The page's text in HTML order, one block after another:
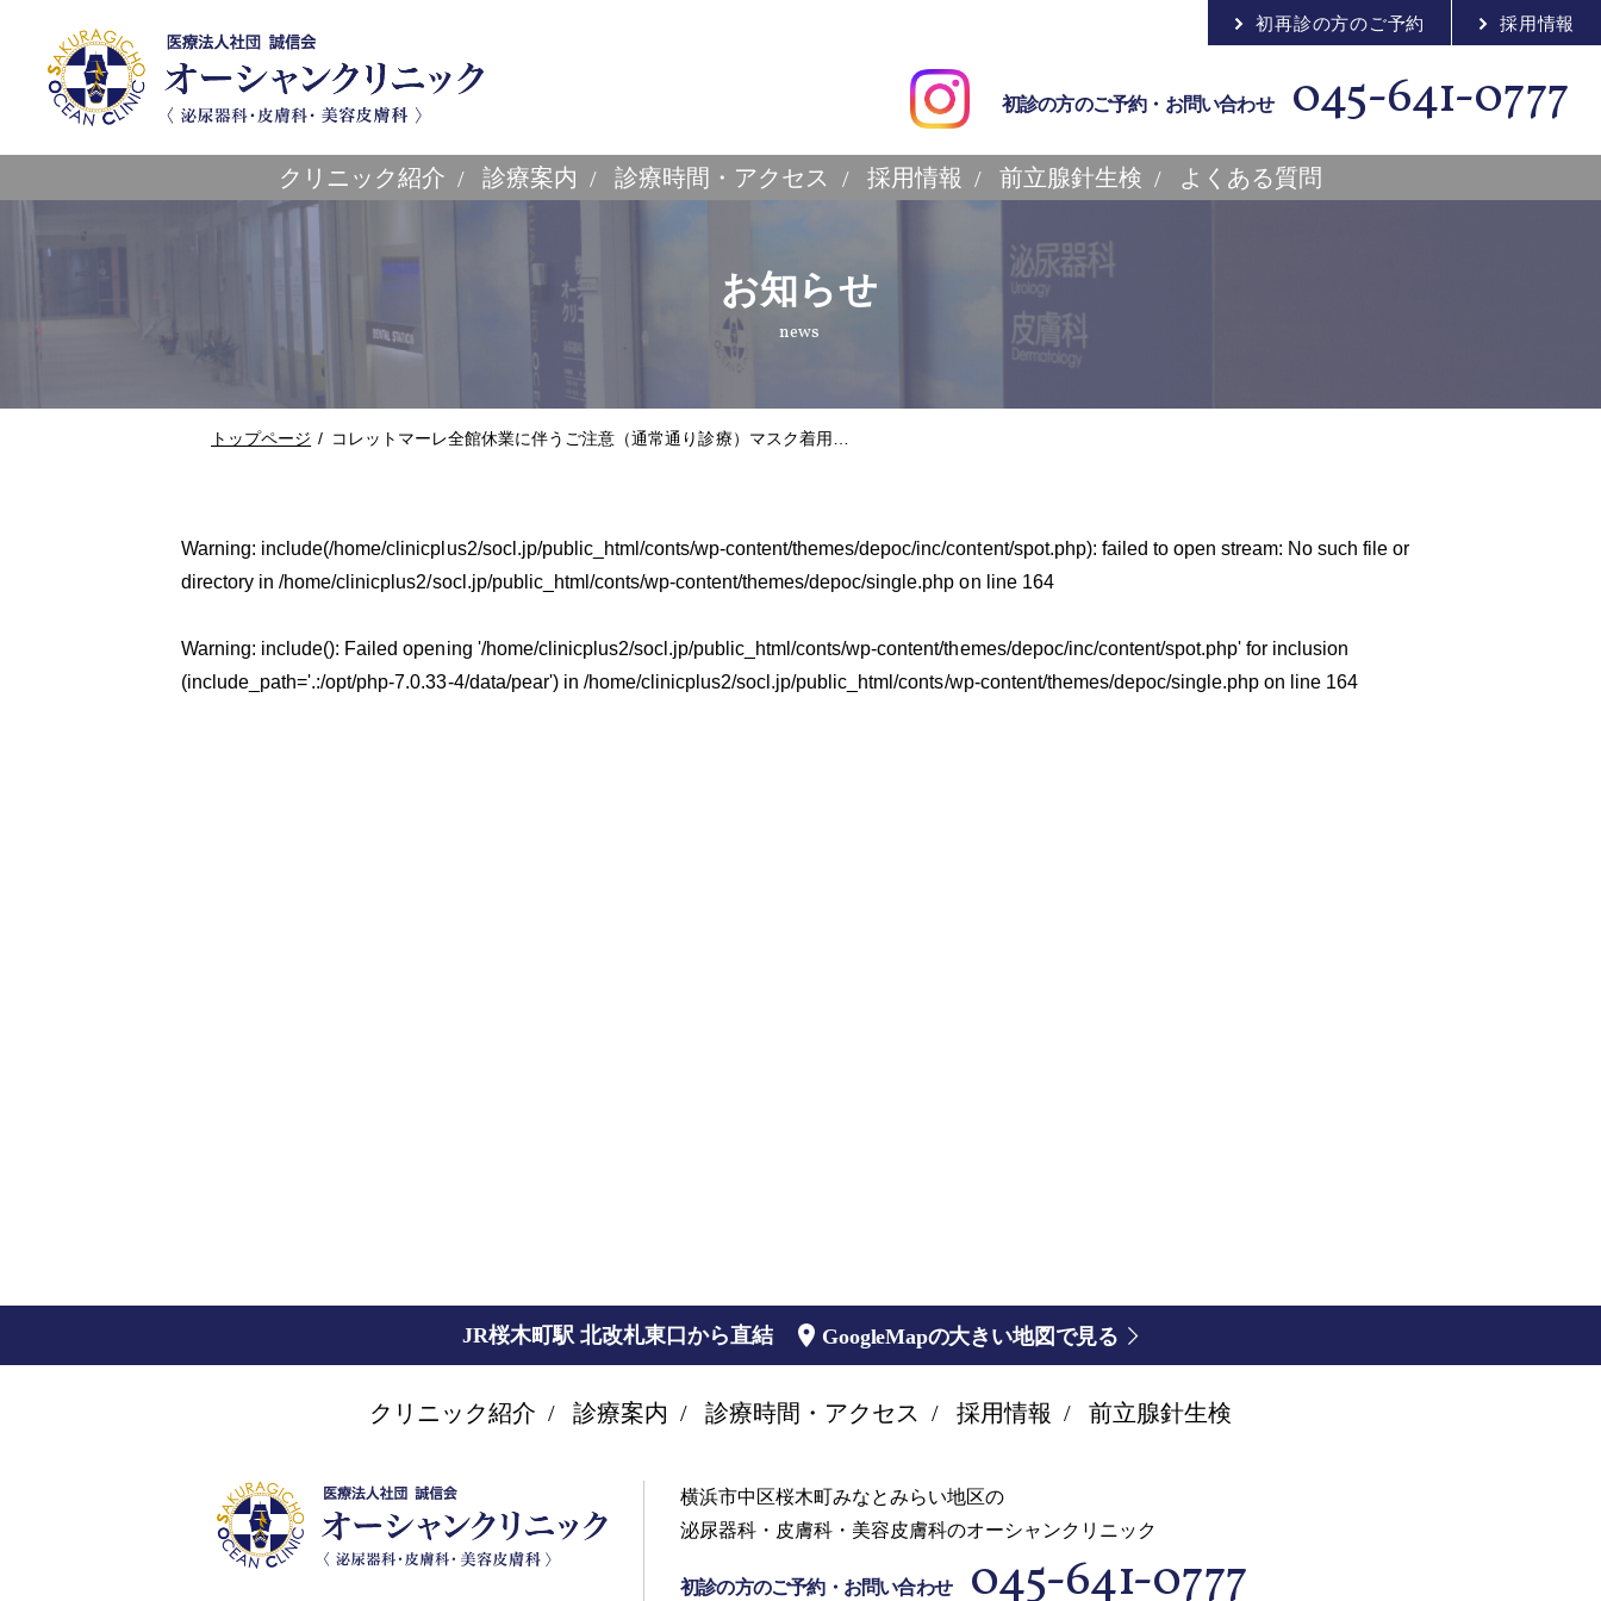
初再診の方のご予約 採用情報
初診の方のご予約・お問い合わせ 045-641-0777
クリニック紹介 診療案内 診療時間・アクセス 採用情報 前立腺針生検 よくある質問
お知らせ
news
トップページ コレットマーレ全館休業に伴うご注意（通常通り診療）マスク着用…
Warning: include(/home/clinicplus2/socl.jp/public_html/conts/wp-content/themes/depoc/inc/content/spot.php): failed to open stream: No such file or
directory in/home/clinicplus2/socl.jp/public_html/conts/wp-content/themes/depoc/single.php on line 164
Warning: include(): Failed opening '/home/clinicplus2/socl.jp/public_html/conts/wp-content/themes/depoc/inc/content/spot.php' for inclusion
(include_path='.:/opt/php-7.0.33-4/data/pear') in /home/clinicplus2/socl.jp/public_html/conts/wp-content/themes/depoc/single.php on line 164
JR桜木町駅 北改札東口から直結 GoogleMapの大きい地図で見る
クリニック紹介 診療案内 診療時間・アクセス 採用情報 前立腺針生検
横浜市中区桜木町みなとみらい地区の
泌尿器科・皮膚科・美容皮膚科のオーシャンクリニック
初診の方のご予約・お問い合わせ 045-641-0777